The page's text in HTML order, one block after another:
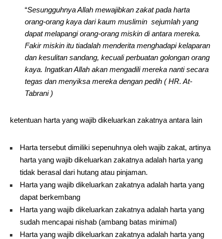
“Sesungguhnya Allah mewajibkan zakat pada harta
orang-orang kaya dari kaum muslimin sejumlah yang
dapat melapangi orang-orang miskin di antara mereka.
Fakir miskin itu tiadalah menderita menghadapi kelaparan
dan kesulitan sandang, kecuali perbuatan golongan orang
kaya. Ingatkan Allah akan mengadili mereka nanti secara
tegas dan menyiksa mereka dengan pedih ( HR. At-
Tabrani )
ketentuan harta yang wajib dikeluarkan zakatnya antara lain
Harta tersebut dimiliki sepenuhnya oleh wajib zakat, artinya
harta yang wajib dikeluarkan zakatnya adalah harta yang
tidak berasal dari hutang atau pinjaman.
Harta yang wajib dikeluarkan zakatnya adalah harta yang
dapat berkembang
Harta yang wajib dikeluarkan zakatnya adalah harta yang
sudah mencapai nishab (ambang batas minimal)
Harta yang wajib dikeluarkan zakatnya adalah harta yang